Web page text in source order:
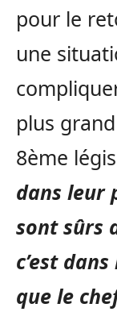
pour le
une
plus
8ème
dans leur
sont sûrs
c’est
que le